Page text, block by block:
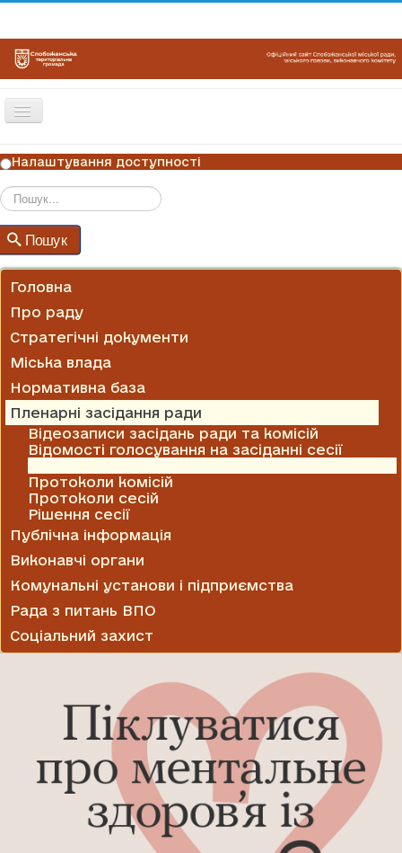
Перемикач
ГОЛОВНА
НОВИНИ
ОГОЛОШЕННЯ
ГРАФІКИ ПРИЙОМУ
Налаштування доступності
Пошук
Головна
Про раду
Стратегічні документи
Міська влада
Нормативна база
Пленарні засідання ради
Відеозаписи засідань ради та комісій
Відомості голосування на засіданні сесії
Протоколи комісій
Протоколи сесій
Рішення сесії
Публічна інформація
Виконавчі органи
Комунальні установи і підприємства
Рада з питань ВПО
Соціальний захист